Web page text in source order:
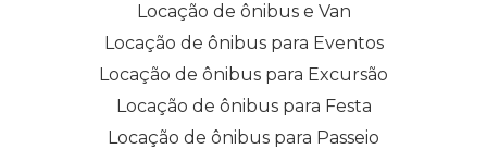
Locação de ônibus e Van
Locação de ônibus para Eventos
Locação de ônibus para Excursão
Locação de ônibus para Festa
Locação de ônibus para Passeio